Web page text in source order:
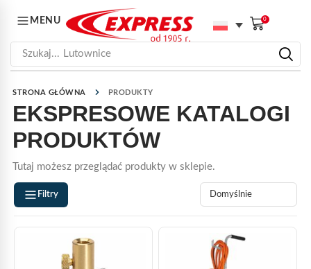
MENU 0
Szukaj... Lutownice
STRONA GŁÓWNA PRODUKTY
EKSPRESOWE KATALOGI
PRODUKTÓW
Tutaj możesz przeglądać produkty w sklepie.
Filtry